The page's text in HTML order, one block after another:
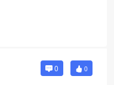
0 0